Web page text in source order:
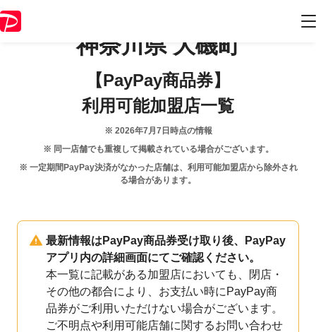
神奈川県 大磯町
【PayPay商品券】
利用可能加盟店一覧
※ 2026年7月7日 時点の情報
※ 同一店舗でも重複して掲載されている場合がございます。
※ 一定期間PayPay決済がなかった店舗は、利用可能加盟店から除外され
る場合があります。
最新情報はPayPay商品券受け取り後、PayPay
アプリ内の詳細画面にてご確認ください。
本一覧に記載がある加盟店においても、閉店・
その他の都合により、お支払い時にPayPay商
品券がご利用いただけない場合がございます。
ご不明点や利用可能店舗に関するお問い合わせ